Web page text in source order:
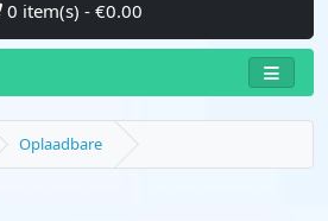
0 item(s) - €0.00
Oplaadbare